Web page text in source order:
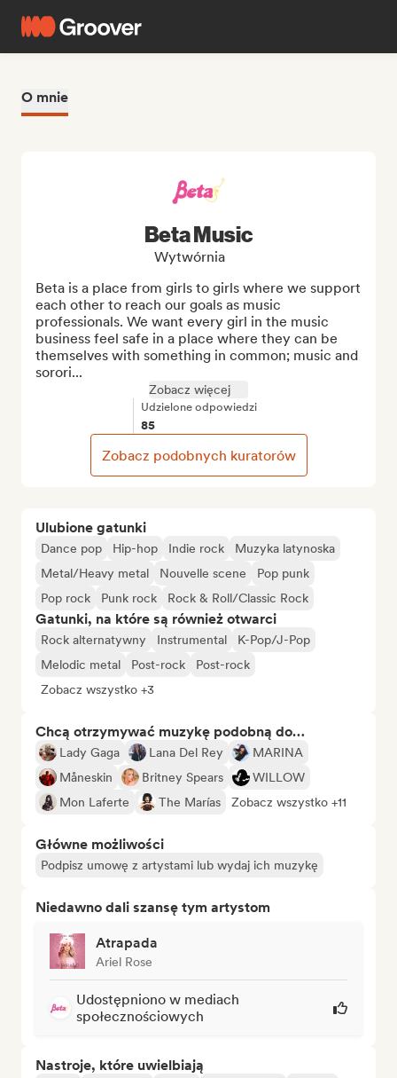
O mnie
Ulubione gatunki
Dance pop Hip-hop Indie rock
Muzyka latynoska
Metal/Heavy metal
Nouvelle scene
Pop punk
Pop rock
Punk rock Rock & Roll/Classic Rock
Gatunki, na które są również otwarci
Rock alternatywny Instrumental
K-Pop/J-Pop
Melodic metal
Post-rock
Post-rock
Zobacz wszystko +3
Chcą otrzymywać muzykę podobną do…
Lady Gaga Lana Del Rey
MARINA
Måneskin
Britney Spears
WILLOW
Mon Laferte
The Marías Zobacz wszystko +11
Główne możliwości
Podpisz umowę z artystami lub wydaj ich muzykę
Niedawno dali szansę tym artystom
Atrapada
Ariel Rose
Udostępniono w mediach
społecznościowych
Nastroje, które uwielbiają
Beta Music
Wytwórnia
Beta is a place from girls to girls where we support
each other to reach our goals as music
professionals. We want every girl in the music
business feel safe in a place where they can be
themselves with something in common; music and
sorori...
Zobacz więcej
Udzielone odpowiedzi
85
Zobacz podobnych kuratorów